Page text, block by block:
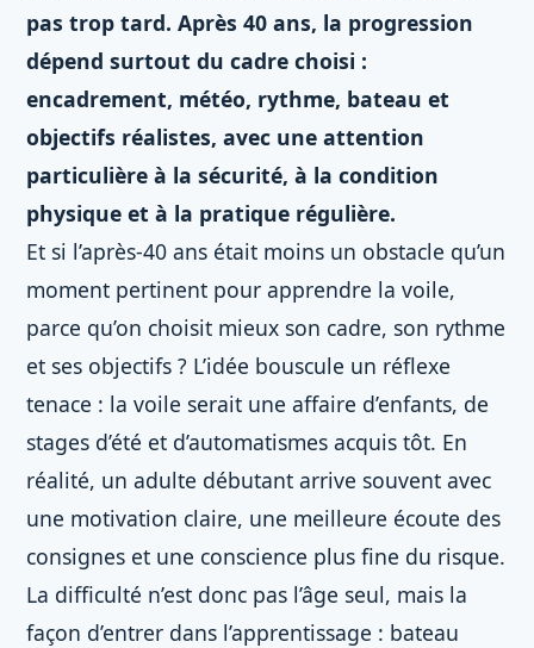
pas trop tard. Après 40 ans, la progression
dépend surtout du cadre choisi :
encadrement, météo, rythme, bateau et
objectifs réalistes, avec une attention
particulière à la sécurité, à la condition
physique et à la pratique régulière.
Et si l’après-40 ans était moins un obstacle qu’un
moment pertinent pour apprendre la voile,
parce qu’on choisit mieux son cadre, son rythme
et ses objectifs ? L’idée bouscule un réflexe
tenace : la voile serait une affaire d’enfants, de
stages d’été et d’automatismes acquis tôt. En
réalité, un adulte débutant arrive souvent avec
une motivation claire, une meilleure écoute des
consignes et une conscience plus fine du risque.
La difficulté n’est donc pas l’âge seul, mais la
façon d’entrer dans l’apprentissage : bateau